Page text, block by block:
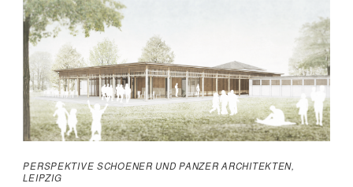
PERSPEKTIVE SCHOENER UND PANZER ARCHITEKTEN,
LEIPZIG